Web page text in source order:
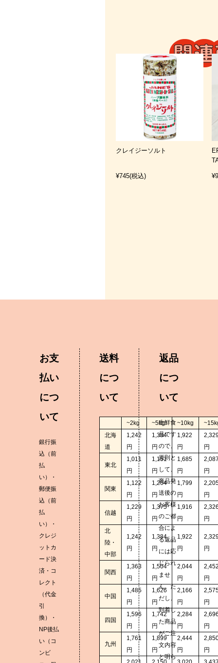
クレイジーソルト
¥745(税込)
お支
払い
につ
いて
銀行振
込（前
払
い）・
郵便振
込（前
払
い）・
クレジ
ットカ
ード決
済・コ
レクト
（代金
引
換）・
NP後払
い（コ
ンビ
送料
につ
いて
~2kg ~5kg ~10kg
北海
道
1,242
円
1,384
円
1,922
円
円
東北
1,011
円
1,151
円
1,685
円
円
関東
1,122
円
1,264
円
1,799
円
円
信越
1,229
円
1,375
円
1,916
円
円
北
陸・
中部
1,242
円
1,384
円
1,922
円
円
関西
1,363
円
1,504
円
2,044
円
円
中国
1,485
円
1,626
円
2,166
円
円
四国
1,596
円
1,742
円
2,284
円
円
九州
1,761
円
1,899
円
2,444
円
円
返品
につ
いて
生鮮食
品です
ので、
原則と
して、
商品発
送後の
お客様
のご都
合によ
る返品
には応
じられ
ませ
ん。た
だし、
到着し
た商品
がご注
文内容
と明ら